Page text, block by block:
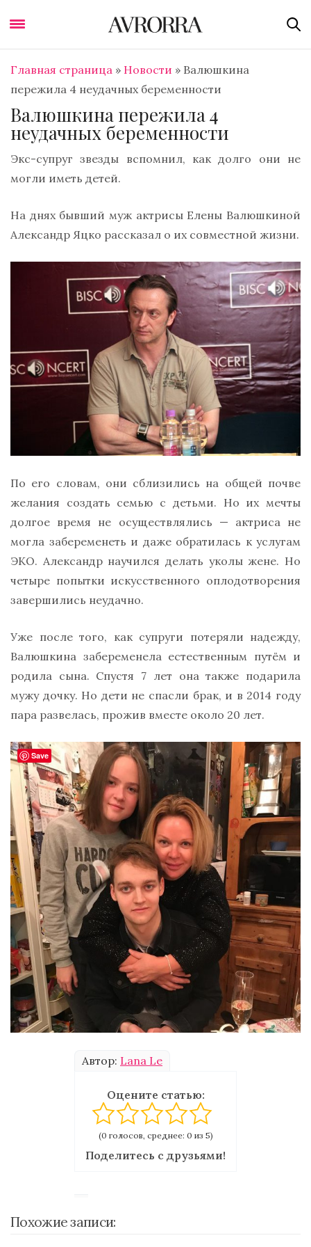
Главная страница » Новости » Валюшкина
пережила 4 неудачных беременности
Валюшкина пережила 4
неудачных беременности
Экс-супруг звезды вспомнил, как долго они не
могли иметь детей.
На днях бывший муж актрисы Елены Валюшкиной
Александр Яцко рассказал о их совместной жизни.
По его словам, они сблизились на общей почве
желания создать семью с детьми. Но их мечты
долгое время не осуществлялись — актриса не
могла забеременеть и даже обратилась к услугам
ЭКО. Александр научился делать уколы жене. Но
четыре попытки искусственного оплодотворения
завершились неудачно.
Уже после того, как супруги потеряли надежду,
Валюшкина забеременела естественным путём и
родила сына. Спустя 7 лет она также подарила
мужу дочку. Но дети не спасли брак, и в 2014 году
пара развелась, прожив вместе около 20 лет.
Автор: Lana Le
Оцените статью:
(0 голосов, среднее: 0 из 5)
Поделитесь с друзьями!
Похожие записи:
Save